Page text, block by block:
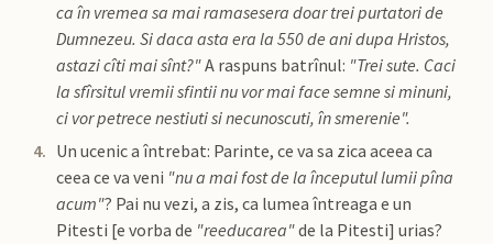
ca în vremea sa mai ramasesera doar trei purtatori de
Dumnezeu. Si daca asta era la 550 de ani dupa Hristos,
astazi cîti mai sînt?"A raspuns batrînul: "Trei sute. Caci
la sfîrsitul vremii sfintii nu vor mai face semne si minuni,
ci vor petrece nestiuti si necunoscuti, în smerenie".
Un ucenic a întrebat: Parinte, ce va sa zica aceea ca
ceea ce va veni "nu a mai fost de la începutul lumii pîna
acum"? Pai nu vezi, a zis, ca lumea întreaga e un
Pitesti [e vorba de "reeducarea"de la Pitesti] urias?